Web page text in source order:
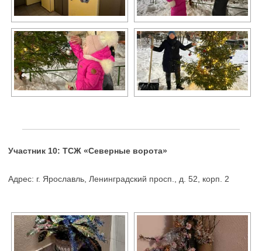
Участник 10: ТСЖ «Северные ворота»
Адрес: г. Ярославль, Ленинградский просп., д. 52, корп. 2